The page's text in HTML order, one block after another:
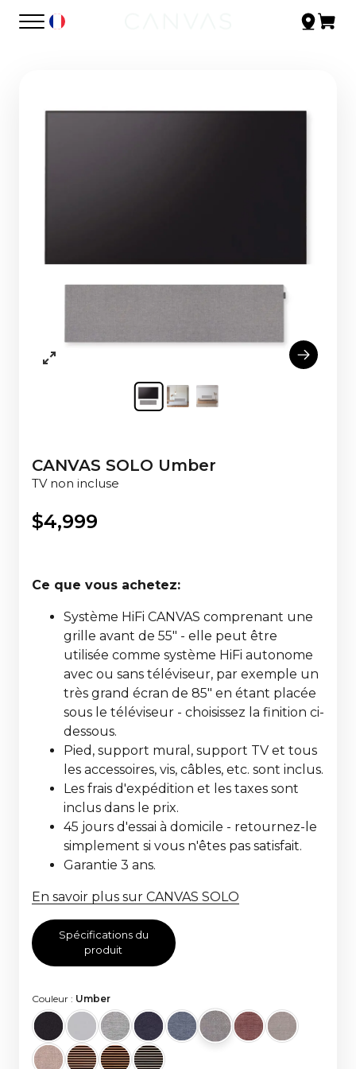
CANVAS SOLO Umber
TV non incluse
$4,999
Ce que vous achetez:
Système HiFi CANVAS comprenant une
grille avant de 55" - elle peut être
utilisée comme système HiFi autonome
avec ou sans téléviseur, par exemple un
très grand écran de 85" en étant placée
sous le téléviseur - choisissez la finition ci-
dessous.
Pied, support mural, support TV et tous
les accessoires, vis, câbles, etc. sont inclus.
Les frais d'expédition et les taxes sont
inclus dans le prix.
45 jours d'essai à domicile - retournez-le
simplement si vous n'êtes pas satisfait.
Garantie 3 ans.
En savoir plus sur CANVAS SOLO
Spécifications du
produit
Couleur : Umber